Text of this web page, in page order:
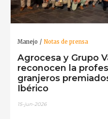
Manejo Notas de prensa
Agrocesa y Grupo
reconocen la
granjeros
Ibérico
15-jun-2026